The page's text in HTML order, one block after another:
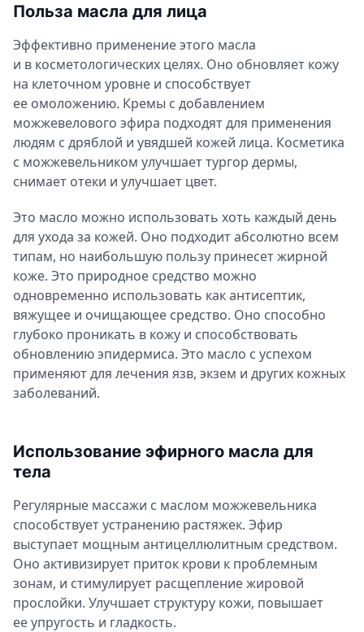
Польза масла для лица
Эффективно применение этого масла
и в косметологических целях. Оно обновляет кожу
на клеточном уровне и способствует
ее омоложению. Кремы с добавлением
можжевелового эфира подходят для применения
людям с дряблой и увядшей кожей лица. Косметика
с можжевельником улучшает тургор дермы,
снимает отеки и улучшает цвет.
Это масло можно использовать хоть каждый день
для ухода за кожей. Оно подходит абсолютно всем
типам, но наибольшую пользу принесет жирной
коже. Это природное средство можно
одновременно использовать как антисептик,
вяжущее и очищающее средство. Оно способно
глубоко проникать в кожу и способствовать
обновлению эпидермиса. Это масло с успехом
применяют для лечения язв, экзем и других кожных
заболеваний.
Использование эфирного масла для
тела
Регулярные массажи с маслом можжевельника
способствует устранению растяжек. Эфир
выступает мощным антицеллюлитным средством.
Оно активизирует приток крови к проблемным
зонам, и стимулирует расщепление жировой
прослойки. Улучшает структуру кожи, повышает
ее упругость и гладкость.